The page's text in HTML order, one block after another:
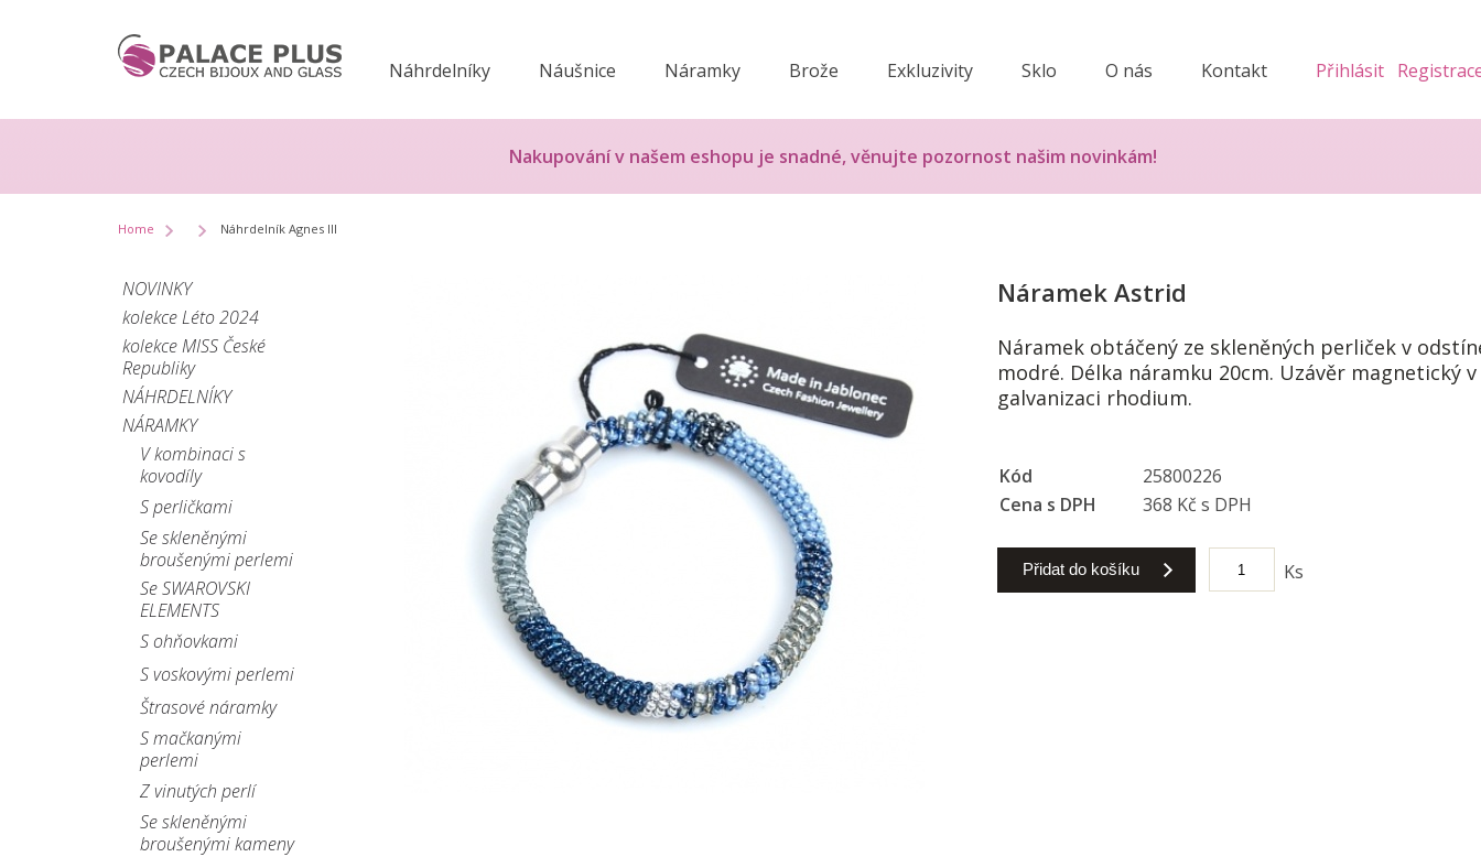
Náhrdelníky Náušnice Náramky Brože Exkluzivity Sklo O nás Kontakt Přihlásit
Nakupování v našem eshopu je snadné, věnujte pozornost našim novinkám!
Home Náhrdelník Agnes III
NOVINKY
kolekce Léto 2024
kolekce MISS České
Republiky
NÁHRDELNÍKY
NÁRAMKY
V kombinaci s
kovodíly
S perličkami
Se skleněnými
broušenými perlemi
Se SWAROVSKI
ELEMENTS
S ohňovkami
S voskovými perlemi
Štrasové náramky
S mačkanými
perlemi
Z vinutých perlí
Se skleněnými
broušenými kameny
Náramek Astrid
Náramek obtáčený ze skleněných perliček v
modré. Délka náramku 20cm. Uzávěr magnetický v
galvanizaci rhodium.
Kód
25800226
Cena s DPH
368 Kč s DPH
Přidat do košíku Ks